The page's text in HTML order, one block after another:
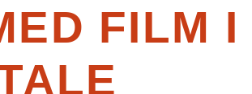
FILM I